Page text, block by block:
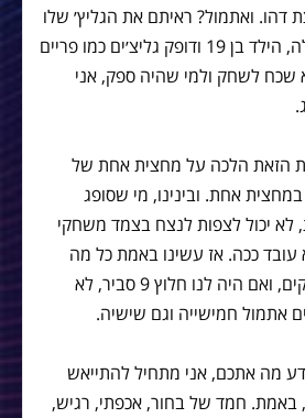
דהו. ואתמול? ראיתם את הגליץ׳ שלו
בסוף המשחק? יא אללה, הילד בן 19 ודופק גליצ׳ים כמו פריים
שכח לשחק ולמי שהיה ספק, אני
הזאת הלכה על מחצית אחת של
במחצית אחת. ובינינו, מי שסופג
לא יכול לצפות לנצח בצמד משחקי
עובד ככה. אז עשינו באמת כל מה
שאפשר. לא היינו רחוקים, ואם היה לנו חלוץ 9 סביר, לא
אתמול חמישייה וגם שישיה.
מה אתכם, אני מתחיל להתייאש
באמת. חמד של בחור, אכפתי, רגיש,